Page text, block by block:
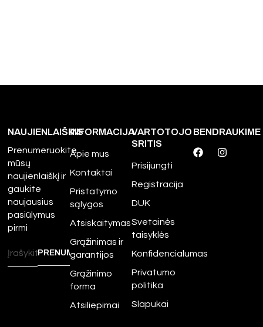
NAUJIENLAIŠKIS
Prenumeruokite
mūsų
naujienlaiškį ir
gaukite
naujausius
pasiūlymus
pirmi
INFORMACIJA
Apie mus
Kontaktai
Pristatymo
sąlygos
Atsiskaitymas
Grąžinimas ir
garantijos
Grąžinimo
forma
Atsiliepimai
VARTOTOJO
SRITIS
Prisijungti
Registracija
DUK
Svetainės
taisyklės
Konfidencialumas
Privatumo
politika
Slapukai
BENDRAUKIME